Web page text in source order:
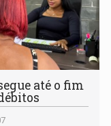
até o fim